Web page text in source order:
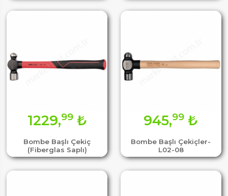
Bombe Başlı Çekiç
(Fiberglas Saplı)
1229,99₺
Bombe Başlı Çekiçler-
L02-08
945,99 ₺